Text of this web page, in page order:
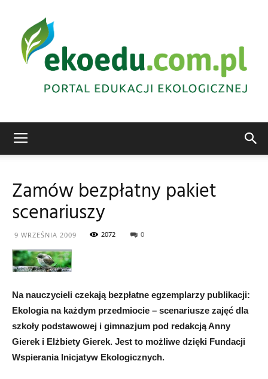
ekologiczna
Zamów bezpłatny pakiet
scenariuszy
9 WRZEŚNIA 2009 2072 0
Na nauczycieli czekają bezpłatne egzemplarzy publikacji:
Ekologia na każdym przedmiocie – scenariusze zajęć dla
szkoły podstawowej i gimnazjum pod redakcją Anny
Gierek i Elżbiety Gierek. Jest to możliwe dzięki Fundacji
Wspierania Inicjatyw Ekologicznych.